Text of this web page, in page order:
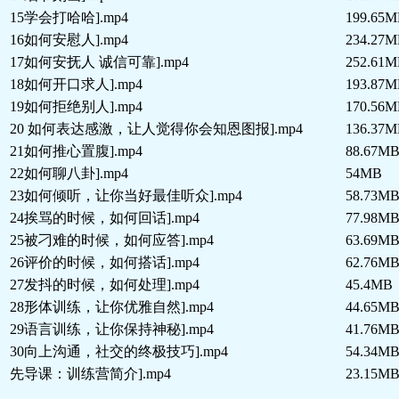
15学会打哈哈].mp4
16如何安慰人].mp4
17如何安抚人 诚信可靠].mp4
18如何开口求人].mp4
19如何拒绝别人].mp4
20 如何表达感激，让人觉得你会知恩图报].mp4
21如何推心置腹].mp4
88.67MB
22如何聊八卦].mp4
54MB
23如何倾听，让你当好最佳听众].mp4
58.73MB
24挨骂的时候，如何回话].mp4
77.98MB
25被刁难的时候，如何应答].mp4
63.69MB
26评价的时候，如何搭话].mp4
62.76MB
27发抖的时候，如何处理].mp4
45.4MB
28形体训练，让你优雅自然].mp4
44.65MB
29语言训练，让你保持神秘].mp4
41.76MB
30向上沟通，社交的终极技巧].mp4
54.34MB
先导课：训练营简介].mp4
23.15MB